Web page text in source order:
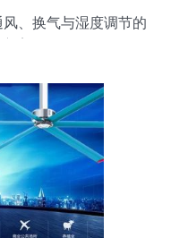
、换气与湿度调节的